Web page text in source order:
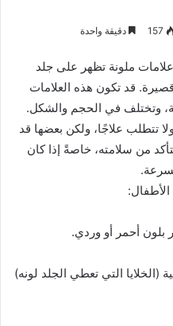
157 دقيقة واحدة
ملونة تظهر على جلد
قصيرة. قد تكون هذه العلامات
وتختلف في الحجم والشكل.
تتطلب علاجًا، ولكن بعضها قد
من سلامته، خاصةً إذا كان
بلون أحمر أو وردي.
(الخلايا التي تعطي الجلد لونه)